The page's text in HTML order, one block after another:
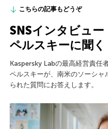
こちらの記事もどうぞ
SNSインタビュ
ペルスキーに聞く
Kaspersky Labの最高経営責任
ペルスキーが、南米のソーシ
られた質問にお答えします。